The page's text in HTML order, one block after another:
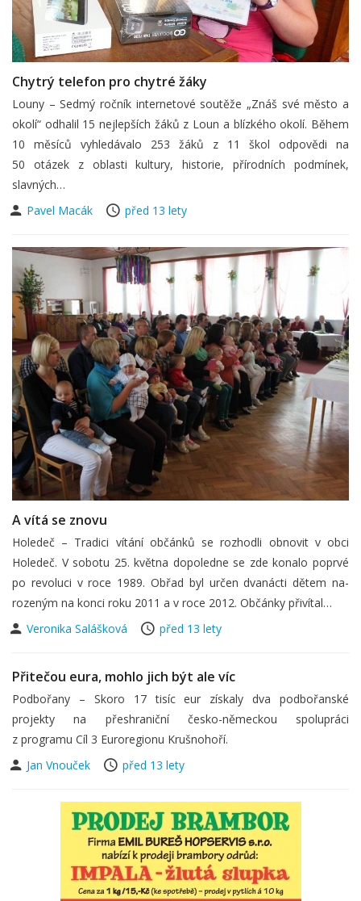
Chytrý telefon pro chytré žáky
Louny – Sedmý ročník internetové soutěže „Znáš své město a
okolí“ odhalil 15 nejlepších žáků z Loun a blízkého okolí. Během
10 měsíců vyhledávalo 253 žáků z 11 škol odpovědi na
50 otázek z oblasti kultury, historie, přírodních podmínek,
slavných…
Pavel Macák
před 13 lety
A vítá se znovu
Holedeč – Tradici vítání občánků se rozhodli obnovit v obci
Holedeč. V sobotu 25. května dopoledne se zde konalo poprvé
po revoluci v roce 1989. Obřad byl určen dvanácti dětem na-
rozeným na konci roku 2011 a v roce 2012. Občánky přivítal…
Veronika Salášková
před 13 lety
Přitečou eura, mohlo jich být ale víc
Podbořany – Skoro 17 tisíc eur získaly dva podbořanské
projekty na přeshraniční česko-německou spolupráci
z programu Cíl 3 Euroregionu Krušnohoří.
Jan Vnouček
před 13 lety